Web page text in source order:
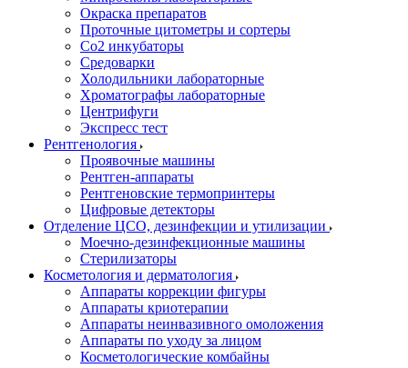
Окраска препаратов
Проточные цитометры и сортеры
Со2 инкубаторы
Средоварки
Холодильники лабораторные
Хроматографы лабораторные
Центрифуги
Экспресс тест
Рентгенология
Проявочные машины
Рентген-аппараты
Рентгеновские термопринтеры
Цифровые детекторы
Отделение ЦСО, дезинфекции и утилизации
Моечно-дезинфекционные машины
Стерилизаторы
Косметология и дерматология
Аппараты коррекции фигуры
Аппараты криотерапии
Аппараты неинвазивного омоложения
Аппараты по уходу за лицом
Косметологические комбайны